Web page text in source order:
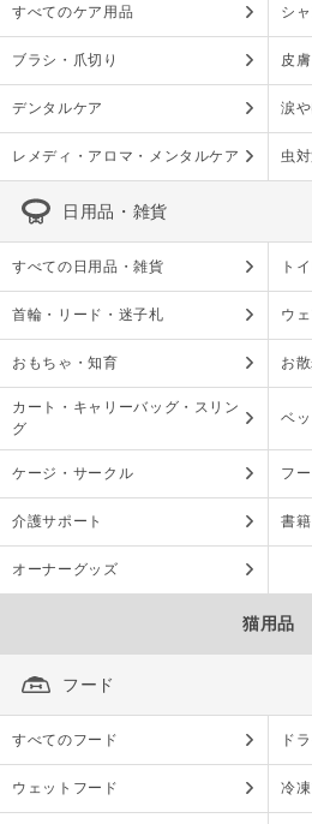
すべてのケア用品 シ
ブラシ・爪切り 皮
デンタルケア 涙
レメディ・アロマ・メンタルケア 虫
日用品・雑貨
すべての日用品・雑貨 ト
首輪・リード・迷子札 ウ
おもちゃ・知育 お
カート・キャリーバッグ・スリン
グ
ベ
ケージ・サークル フ
介護サポート 書籍
オーナーグッズ
猫用品
フード
すべてのフード ド
ウェットフード 冷